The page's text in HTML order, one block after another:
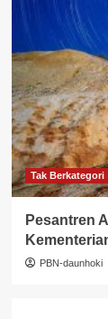
Tak Berkategori
Pesantren
PBN-daunhoki